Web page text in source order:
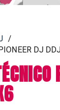
/
DJ